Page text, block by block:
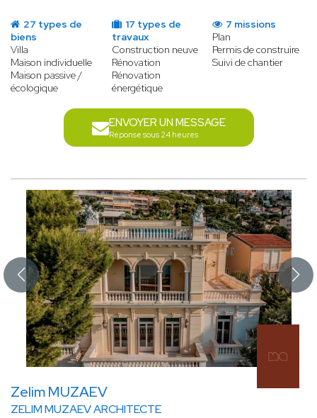
27 types de
biens
Villa
Maison individuelle
Maison passive /
écologique
17 types de
travaux
Construction neuve
Rénovation
Rénovation
énergétique
7 missions
Plan
Permis de construire
Suivi de chantier
ENVOYER UN MESSAGE
Réponse sous 24 heures
Zelim MUZAEV
ZELIM MUZAEV ARCHITECTE